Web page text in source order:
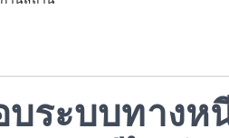
บระบบทางห